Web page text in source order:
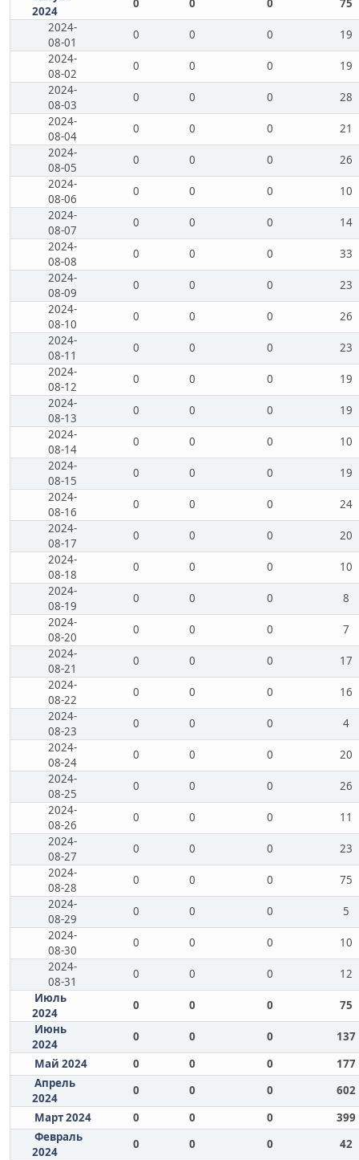
2024
0 0 0
75
2024-
08-01
0 0 0
19
2024-
08-02
0 0 0
19
2024-
08-03
0 0 0
28
2024-
08-04
0 0 0
21
2024-
08-05
0 0 0
26
2024-
08-06
0 0 0
10
2024-
08-07
0 0 0
14
2024-
08-08
0 0 0
33
2024-
08-09
0 0 0
23
2024-
08-10
0 0 0
26
2024-
08-11
0 0 0
23
2024-
08-12
0 0 0
19
2024-
08-13
0 0 0
19
2024-
08-14
0 0 0
10
2024-
08-15
0 0 0
19
2024-
08-16
0 0 0
24
2024-
08-17
0 0 0
20
2024-
08-18
0 0 0
10
2024-
08-19
0 0 0
8
2024-
08-20
0 0 0
7
2024-
08-21
0 0 0
17
2024-
08-22
0 0 0
16
2024-
08-23
0 0 0
4
2024-
08-24
0 0 0
20
2024-
08-25
0 0 0
26
2024-
08-26
0 0 0
11
2024-
08-27
0 0 0
23
2024-
08-28
0 0 0
75
2024-
08-29
0 0 0
5
2024-
08-30
0 0 0
10
2024-
08-31
0 0 0
12
Июль
2024
0 0 0
75
Июнь
2024
0 0 0
137
Май 2024
0 0 0
177
Апрель
2024
0 0 0
602
Март 2024
0 0 0
399
Февраль
2024
0 0 0
42